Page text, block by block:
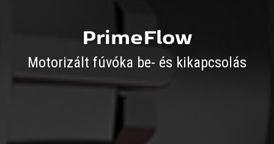
PrimeFlow
Motorizált fúvóka be- és kikapcsolás